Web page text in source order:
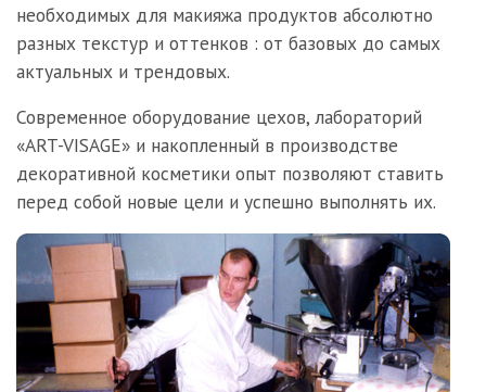
необходимых для макияжа продуктов абсолютно
разных текстур и оттенков : от базовых до самых
актуальных и трендовых.
Современное оборудование цехов, лабораторий
«ART-VISAGE» и накопленный в производстве
декоративной косметики опыт позволяют ставить
перед собой новые цели и успешно выполнять их.